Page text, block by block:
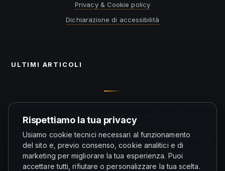
Privacy & Cookie policy
Dichiarazione di accessibilità
ULTIMI ARTICOLI
Come scegliere l'auto giusta per la famiglia: spazio, sicurezza,
costi e motorizzazione. Una...
Incentivi auto 2026: come funzionano di solito gli ecobonus, il
ruolo della rottamazione...
Rispettiamo la tua privacy
Usiamo cookie tecnici necessari al funzionamento
del sito e, previo consenso, cookie analitici e di
marketing per migliorare la tua esperienza. Puoi
accettare tutti, rifiutare o personalizzare la tua scelta.